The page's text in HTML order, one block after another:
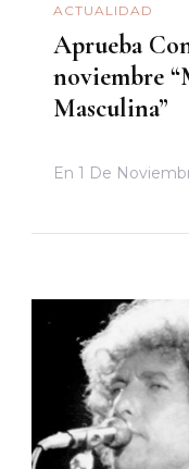
ACTUALIDAD
Aprueba
noviembre
Masculina”
En 1 De